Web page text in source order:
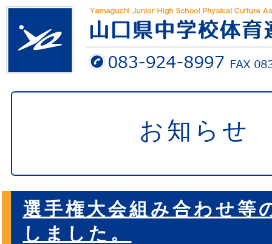
お知らせ
選手権大会組み合わせ等
しました。